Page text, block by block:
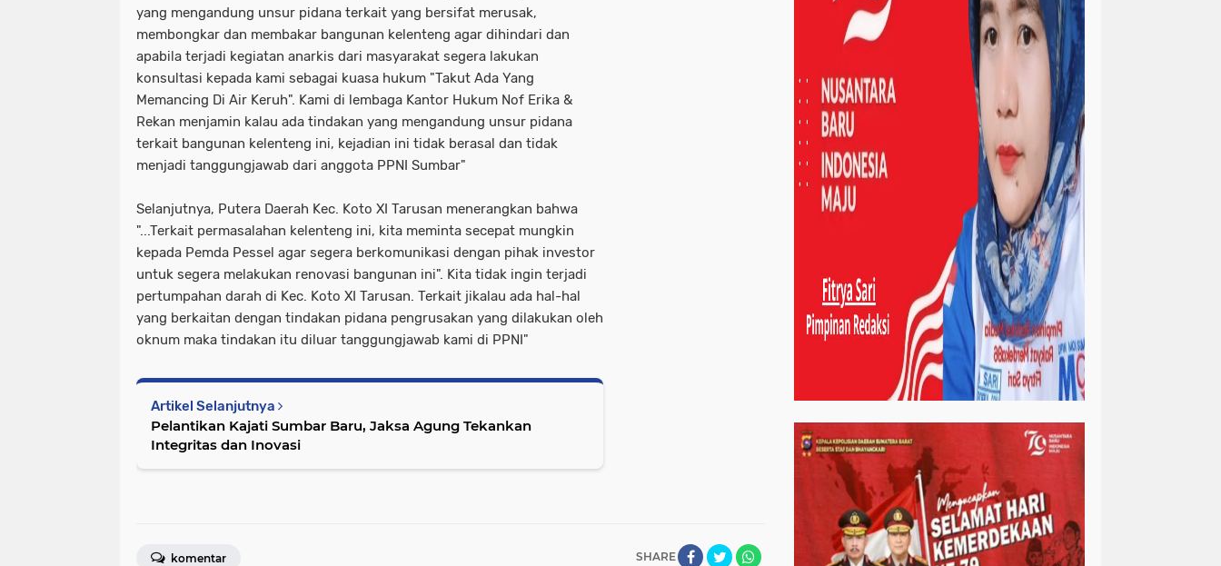
yang mengandung unsur pidana terkait yang bersifat merusak,
membongkar dan membakar bangunan kelenteng agar dihindari dan
apabila terjadi kegiatan anarkis dari masyarakat segera lakukan
konsultasi kepada kami sebagai kuasa hukum "Takut Ada Yang
Memancing Di Air Keruh". Kami di lembaga Kantor Hukum Nof Erika &
Rekan menjamin kalau ada tindakan yang mengandung unsur pidana
terkait bangunan kelenteng ini, kejadian ini tidak berasal dan tidak
menjadi tanggungjawab dari anggota PPNI Sumbar"
Selanjutnya, Putera Daerah Kec. Koto XI Tarusan menerangkan bahwa
"...Terkait permasalahan kelenteng ini, kita meminta secepat mungkin
kepada Pemda Pessel agar segera berkomunikasi dengan pihak investor
untuk segera melakukan renovasi bangunan ini". Kita tidak ingin terjadi
pertumpahan darah di Kec. Koto XI Tarusan. Terkait jikalau ada hal-hal
yang berkaitan dengan tindakan pidana pengrusakan yang dilakukan oleh
oknum maka tindakan itu diluar tanggungjawab kami di PPNI"
Artikel Selanjutnya
Pelantikan Kajati Sumbar Baru, Jaksa Agung Tekankan
Integritas dan Inovasi
SHARE
komentar